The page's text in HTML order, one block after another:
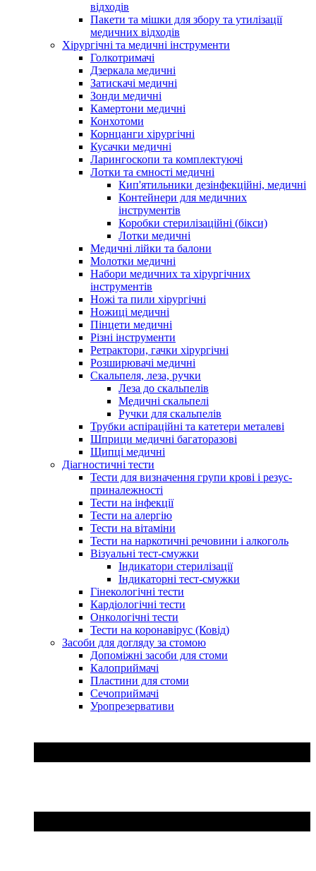
відходів
Пакети та мішки для збору та утилізації
медичних відходів
Хірургічні та медичні інструменти
Голкотримачі
Дзеркала медичні
Затискачі медичні
Зонди медичні
Камертони медичні
Конхотоми
Корнцанги хірургічні
Кусачки медичні
Ларингоскопи та комплектуючі
Лотки та ємності медичні
Кип'ятильники дезінфекційні, медичні
Контейнери для медичних
інструментів
Коробки стерилізаційні (бікси)
Лотки медичні
Медичні лійки та балони
Молотки медичні
Набори медичних та хірургічних
інструментів
Ножі та пили хірургічні
Ножиці медичні
Пінцети медичні
Різні інструменти
Ретрактори, гачки хірургічні
Розширювачі медичні
Скальпеля, леза, ручки
Леза до скальпелів
Медичні скальпелі
Ручки для скальпелів
Трубки аспіраційні та катетери металеві
Шприци медичні багаторазові
Щипці медичні
Діагностичні тести
Тести для визначення групи крові і резус-
приналежності
Тести на інфекції
Тести на алергію
Тести на вітаміни
Тести на наркотичні речовини і алкоголь
Візуальні тест-смужки
Індикатори стерилізації
Індикаторні тест-смужки
Гінекологічні тести
Кардіологічні тести
Онкологічні тести
Тести на коронавірус (Ковід)
Засоби для догляду за стомою
Допоміжні засоби для стоми
Калоприймачі
Пластини для стоми
Сечоприймачі
Уропрезервативи